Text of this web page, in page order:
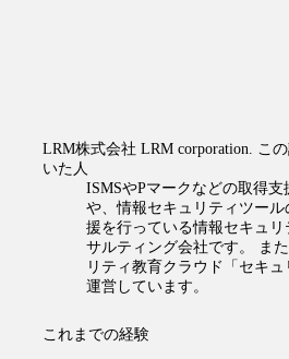
LRM株式会社 LRM corporation. こ
いた人
ISMSやPマークなどの取得支
や、情報セキュリティツール
援を行っている情報セキュリ
サルティング会社です。 ま
リティ教育クラウド「セキ
運営しています。
これまでの経験